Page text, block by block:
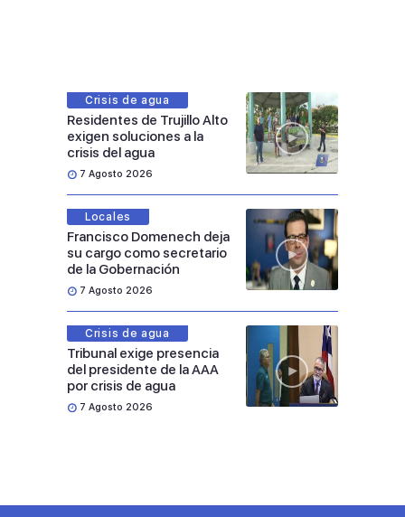
Crisis de agua
Residentes de Trujillo Alto
exigen soluciones a la
crisis del agua
7 Agosto 2026
Locales
Francisco Domenech deja
su cargo como secretario
de la Gobernación
7 Agosto 2026
Crisis de agua
Tribunal exige presencia
del presidente de la AAA
por crisis de agua
7 Agosto 2026